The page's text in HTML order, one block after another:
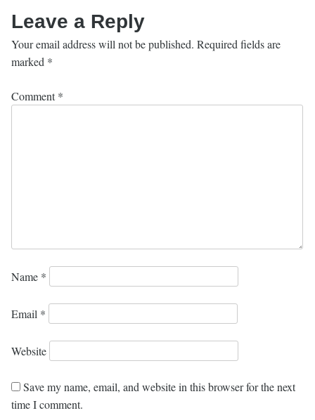
Leave a Reply
Your email address will not be published. Required fields are
marked *
Comment*
Name *
Email *
Website
Save my name, email, and website in this browser for the next
time I comment.